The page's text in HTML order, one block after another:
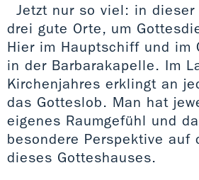
Jetzt nur so viel: in
drei gute Orte, um
Hier im Hauptschiff und im
in der Barbarakapelle. Im
Kirchenjahres erklingt an
das Gotteslob. Man hat
eigenes Raumgefühl und
besondere Perspektive auf
dieses Gotteshauses.